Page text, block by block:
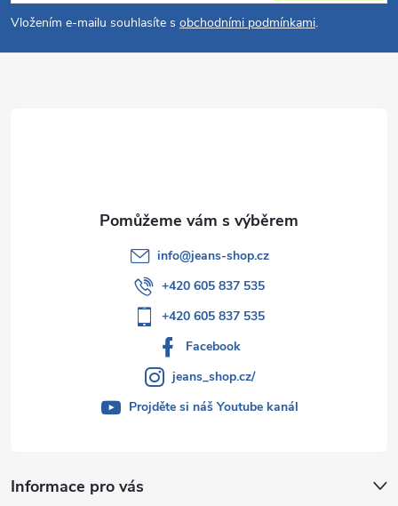
p
a
Vložením e-mailu souhlasíte s obchodními podmínkami.
Informace pro vás
info@jeans-shop.cz
+420 605 837 535
+420 605 837 535
Facebook
jeans_shop.cz/
Projděte si náš Youtube kanál